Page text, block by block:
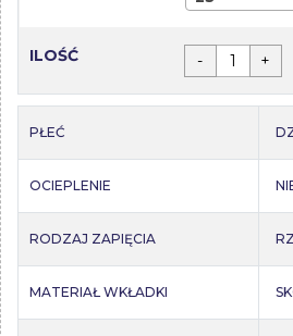
ILOŚĆ - +
PŁEĆ
OCIEPLENIE
RODZAJ ZAPIĘCIA
MATERIAŁ WKŁADKI